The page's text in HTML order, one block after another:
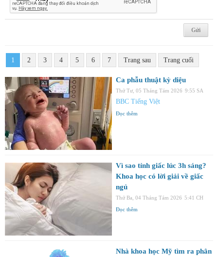
1 2 3 4 5 6 7 Trang sau Trang cuối
Ca phẫu thuật kỳ diệu
Thứ Tư, 05 Tháng Tám 2026 9:55 SA
BBC Tiếng Việt
Đọc thêm
Vì sao tỉnh giấc lúc 3h sáng?
Khoa học có lời giải về giấc
ngủ
Thứ Ba, 04 Tháng Tám 2026 5:41 CH
Đọc thêm
Nhà khoa học Mỹ tìm ra phân